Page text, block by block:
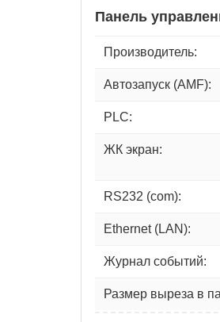
Панель
Производитель:
Автозапуск (AMF):
PLC:
ЖК экран:
RS232 (com):
Ethernet (LAN):
Журнал событий:
Размер выреза в